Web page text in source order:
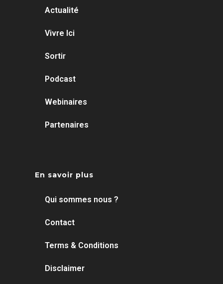
Actualité
Vivre Ici
Sortir
Podcast
Webinaires
Partenaires
En savoir plus
Qui sommes nous ?
Contact
Terms & Conditions
Disclaimer